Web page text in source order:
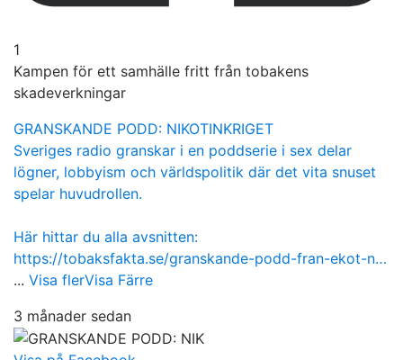
1
Kampen för ett samhälle fritt från tobakens
skadeverkningar
GRANSKANDE PODD: NIKOTINKRIGET
Sveriges radio granskar i en poddserie i sex delar
lögner, lobbyism och världspolitik där det vita snuset
spelar huvudrollen.
Här hittar du alla avsnitten:
https://tobaksfakta.se/granskande-podd-fran-ekot-n…
... Visa flerVisa Färre
3 månader sedan